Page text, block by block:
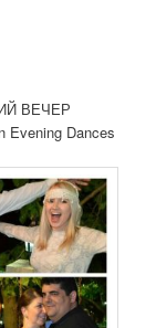
ВЕЧЕР
Dances